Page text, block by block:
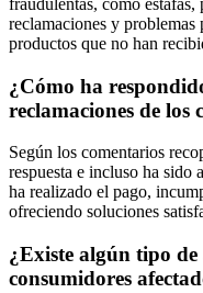
reclamaciones y problemas
productos que no han
¿Cómo ha
reclamaciones de los
Según los comentarios
respuesta e incluso ha sido
ha realizado el pago,
ofreciendo soluciones
¿Existe algún tipo de
consumidores